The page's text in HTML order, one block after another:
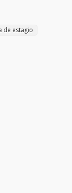
de estagio